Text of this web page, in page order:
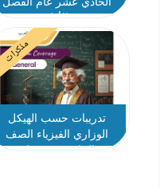
مذكرات
تدريبات حسب الهيكل
الوزاري الفيزياء الصف